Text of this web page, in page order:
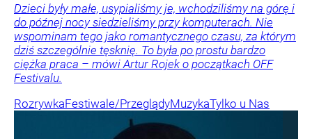
Dzieci były małe, usypialiśmy je, wchodziliśmy na górę i
do późnej nocy siedzieliśmy przy komputerach. Nie
wspominam tego jako romantycznego czasu, za którym
dziś szczególnie tęsknię. To była po prostu bardzo
ciężka praca – mówi Artur Rojek o początkach OFF
Festivalu.
RozrywkaFestiwale/PrzeglądyMuzykaTylko u Nas